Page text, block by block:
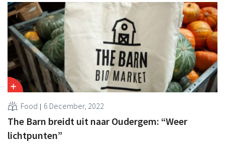
Food 6 December, 2022
The Barn breidt uit naar Oudergem: “Weer
lichtpunten”